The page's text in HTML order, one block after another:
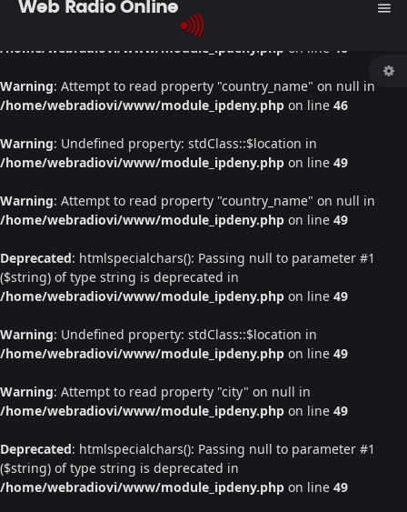
: Undefined property: stdClass::$location in
/home/webradiovi/www/module_ipdeny.php on line 46
Warning: Attempt to read property "country_name" on null in
/home/webradiovi/www/module_ipdeny.php on line 46
Warning: Undefined property: stdClass::$location in
/home/webradiovi/www/module_ipdeny.php on line 49
Warning: Attempt to read property "country_name" on null in
/home/webradiovi/www/module_ipdeny.php on line 49
Deprecated: htmlspecialchars(): Passing null to parameter #1
($string) of type string is deprecated in
/home/webradiovi/www/module_ipdeny.php on line 49
Warning: Undefined property: stdClass::$location in
/home/webradiovi/www/module_ipdeny.php on line 49
Warning: Attempt to read property "city" on null in
/home/webradiovi/www/module_ipdeny.php on line 49
Deprecated: htmlspecialchars(): Passing null to parameter #1
($string) of type string is deprecated in
/home/webradiovi/www/module_ipdeny.php on line 49
Web Radio Online menu